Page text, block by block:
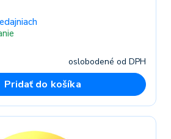
oslobodené od DPH
Pridať do košíka